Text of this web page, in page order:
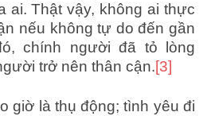
ai. Thật vậy, không ai thực
nếu không tự do đến gần
chính người đã tỏ lòng
trở nên thân cận.[3]
giờ là thụ động; tình yêu đi